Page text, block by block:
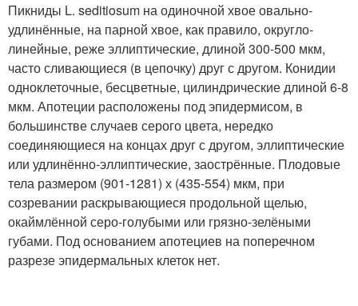
Пикниды L. seditiosum на одиночной хвое овально-
удлинённые, на парной хвое, как правило, округло-
линейные, реже эллиптические, длиной 300-500 мкм,
часто сливающиеся (в цепочку) друг с другом. Конидии
одноклеточные, бесцветные, цилиндрические длиной 6-8
мкм. Апотеции расположены под эпидермисом, в
большинстве случаев серого цвета, нередко
соединяющиеся на концах друг с другом, эллиптические
или удлинённо-эллиптические, заострённые. Плодовые
тела размером (901-1281) х (435-554) мкм, при
созревании раскрывающиеся продольной щелью,
окаймлённой серо-голубыми или грязно-зелёными
губами. Под основанием апотециев на поперечном
разрезе эпидермальных клеток нет.